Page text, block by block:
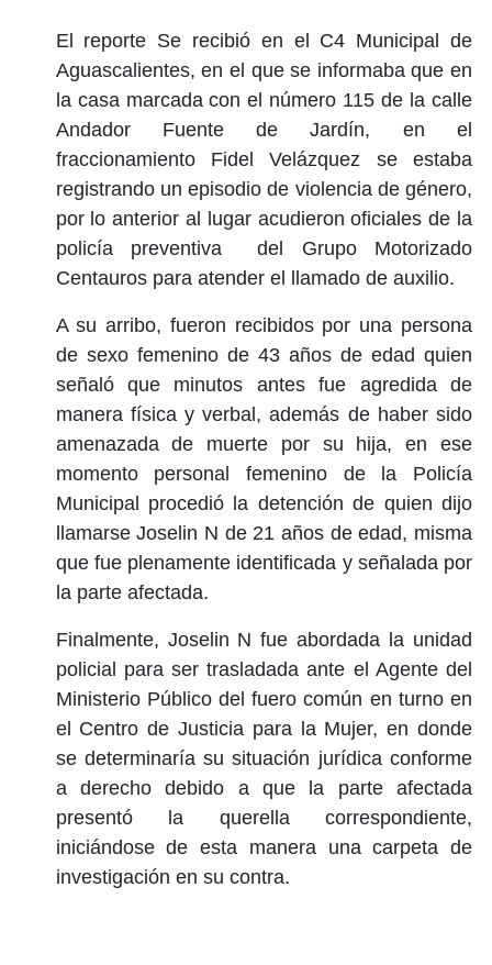
El reporte Se recibió en el C4 Municipal de
Aguascalientes, en el que se informaba que en
la casa marcada con el número 115 de la calle
Andador Fuente de Jardín, en el
fraccionamiento Fidel Velázquez se estaba
registrando un episodio de violencia de género,
por lo anterior al lugar acudieron oficiales de la
policía preventiva del Grupo Motorizado
Centauros para atender el llamado de auxilio.
A su arribo, fueron recibidos por una persona
de sexo femenino de 43 años de edad quien
señaló que minutos antes fue agredida de
manera física y verbal, además de haber sido
amenazada de muerte por su hija, en ese
momento personal femenino de la Policía
Municipal procedió la detención de quien dijo
llamarse Joselin N de 21 años de edad, misma
que fue plenamente identificada y señalada por
la parte afectada.
Finalmente, Joselin N fue abordada la unidad
policial para ser trasladada ante el Agente del
Ministerio Público del fuero común en turno en
el Centro de Justicia para la Mujer, en donde
se determinaría su situación jurídica conforme
a derecho debido a que la parte afectada
presentó la querella correspondiente,
iniciándose de esta manera una carpeta de
investigación en su contra.